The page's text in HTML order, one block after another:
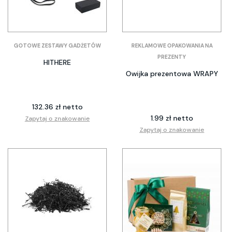
GOTOWE ZESTAWY GADŻETÓW
HITHERE
132.36 zł netto
Zapytaj o znakowanie
REKLAMOWE OPAKOWANIA NA
PREZENTY
Owijka prezentowa WRAPY
1.99 zł netto
Zapytaj o znakowanie